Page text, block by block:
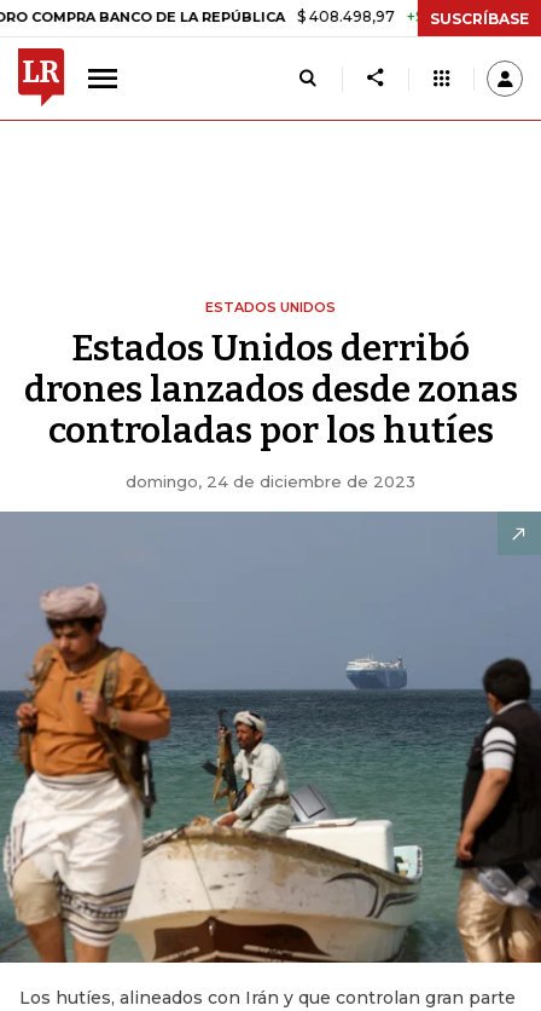
BANCO DE LA REPÚBLICA $ 408.498,97 +$ 8.753,81 +2,19%
SUSCRÍBASE
ESTADOS UNIDOS
Estados Unidos derribó
drones lanzados desde zonas
controladas por los hutíes
domingo, 24 de diciembre de 2023
Los hutíes, alineados con Irán y que controlan gran parte